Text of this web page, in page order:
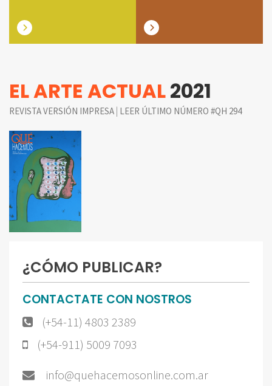
EL ARTE ACTUAL2021
REVISTA VERSIÓN IMPRESA | LEER ÚLTIMO NÚMERO #QH 294
¿CÓMO PUBLICAR?
CONTACTATE CON NOSTROS
(+54-11) 4803 2389
(+54-911) 5009 7093
info@quehacemosonline.com.ar